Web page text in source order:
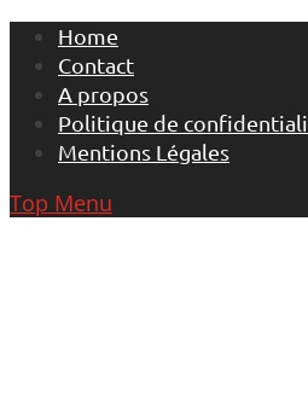
Skip
content
Home
Contact
A propos
Politique de
Mentions Légales
Top Menu